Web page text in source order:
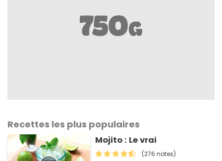
Recettes les plus populaires
Mojito : Le vrai
(276 notes)